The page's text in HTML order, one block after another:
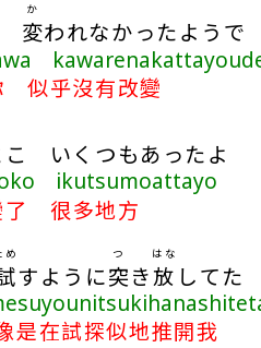
変
か
われなかったようで
似乎沒有改變
こ いくつもあったよ
ikutsumoattayo
了 很多地方
め
すように突
つ
き放
はな
してた
在試探似地推開我